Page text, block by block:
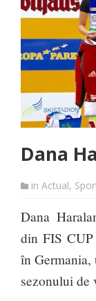
Dana
in Actual,
Dana
din FIS
în Germania,
sezonului de